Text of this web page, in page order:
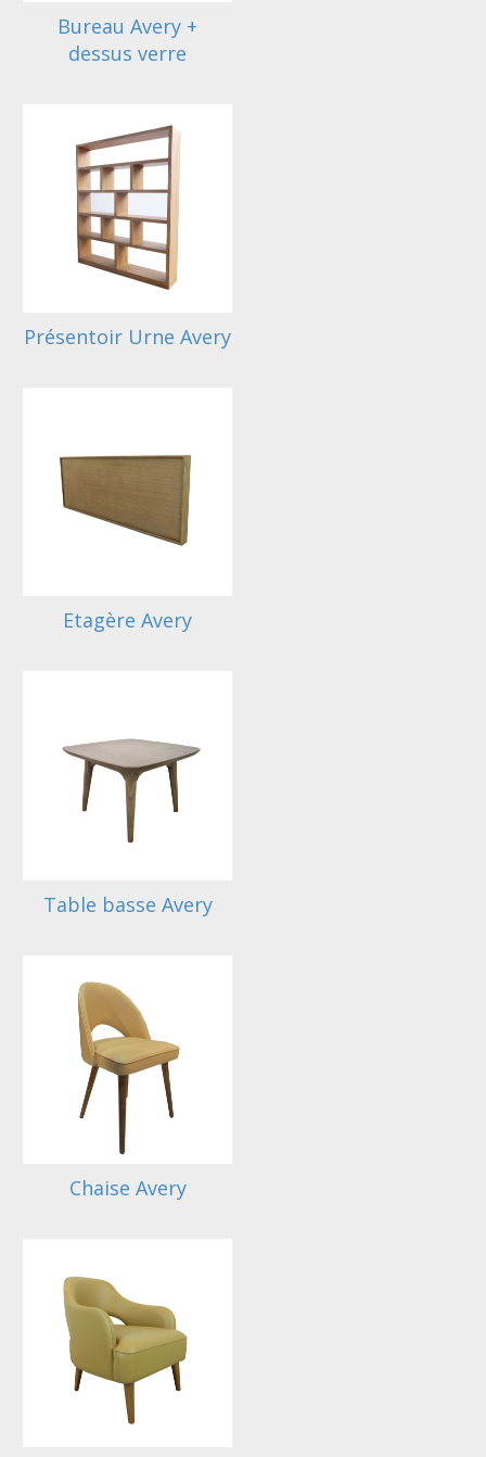
Bureau Avery +
dessus verre
Présentoir Urne Avery
Etagère Avery
Table basse Avery
Chaise Avery